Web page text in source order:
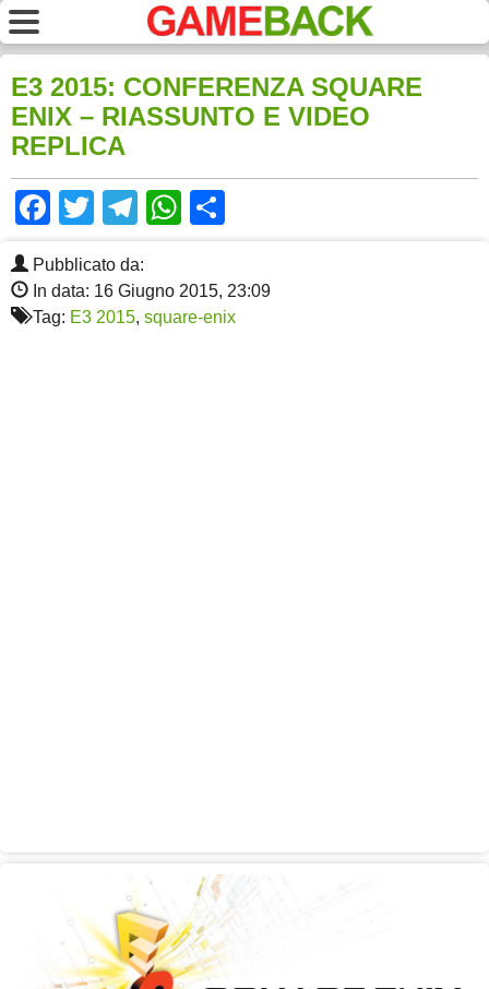
E3 2015: CONFERENZA SQUARE
ENIX – RIASSUNTO E VIDEO
REPLICA
Facebook
TwitterTelegram
WhatsApp
Pubblicato da:
In data: 16 Giugno 2015, 23:09
Tag: E3 2015, square-enix